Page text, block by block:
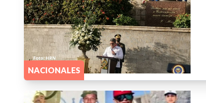
NACIONALES